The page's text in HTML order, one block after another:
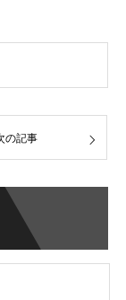
の記事